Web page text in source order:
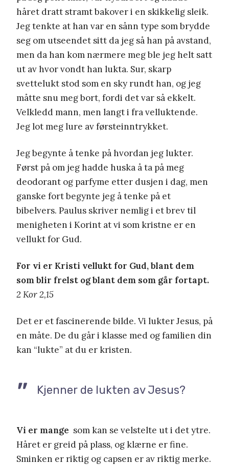
håret dratt stramt bakover i en skikkelig sleik.
Jeg tenkte at han var en sånn type som brydde
seg om utseendet sitt da jeg så han på avstand,
men da han kom nærmere meg ble jeg helt satt
ut av hvor vondt han lukta. Sur, skarp
svettelukt stod som en sky rundt han, og jeg
måtte snu meg bort, fordi det var så ekkelt.
Velkledd mann, men langt i fra velluktende.
Jeg lot meg lure av førsteinntrykket.
Jeg begynte å tenke på hvordan jeg lukter.
Først på om jeg hadde huska å ta på meg
deodorant og parfyme etter dusjen i dag, men
ganske fort begynte jeg å tenke på et
bibelvers. Paulus skriver nemlig i et brev til
menigheten i Korint at vi som kristne er en
vellukt for Gud.
For vi er Kristi vellukt for Gud, blant dem
som blir frelst og blant dem som går fortapt.
2 Kor 2,15
Det er et fascinerende bilde. Vi lukter Jesus, på
en måte. De du går i klasse med og familien din
kan “lukte” at du er kristen.
Kjenner de lukten av Jesus?
Vi er mange som kan se velstelte ut i det ytre.
Håret er greid på plass, og klærne er fine.
Sminken er riktig og capsen er av riktig merke.